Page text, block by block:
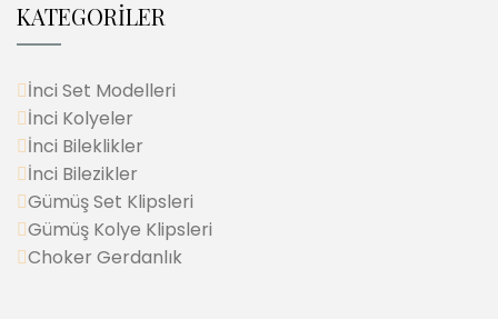
KATEGORİLER
İnci Set Modelleri
İnci Kolyeler
İnci Bileklikler
İnci Bilezikler
Gümüş Set Klipsleri
Gümüş Kolye Klipsleri
Choker Gerdanlık